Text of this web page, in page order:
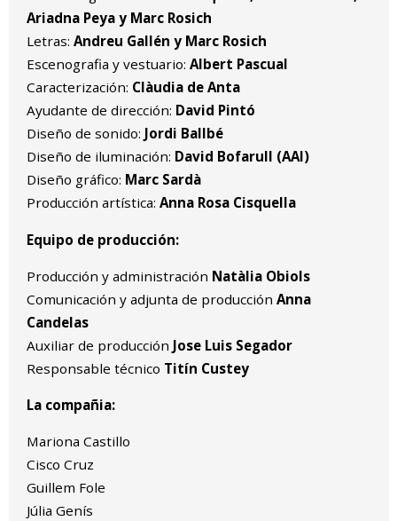
Ariadna Peya y Marc Rosich
Letras: Andreu Gallén y Marc Rosich
Escenografia y vestuario: Albert Pascual
Caracterización: Clàudia de Anta
Ayudante de dirección: David Pintó
Diseño de sonido: Jordi Ballbé
Diseño de iluminación: David Bofarull (AAI)
Diseño gráfico: Marc Sardà
Producción artística: Anna Rosa Cisquella
Equipo de producción:
Producción y administración Natàlia Obiols
Comunicación y adjunta de producción Anna
Candelas
Auxiliar de producción Jose Luis Segador
Responsable técnico Titín Custey
La compañia:
Mariona Castillo
Cisco Cruz
Guillem Fole
Júlia Genís